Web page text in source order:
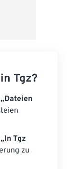
Tgz?
„Dateien
„In Tgz
zu